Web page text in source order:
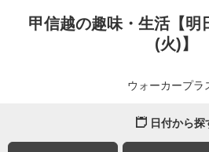
甲信越の趣味・生活【明
(火)】
ウォーカープラ
日付から探